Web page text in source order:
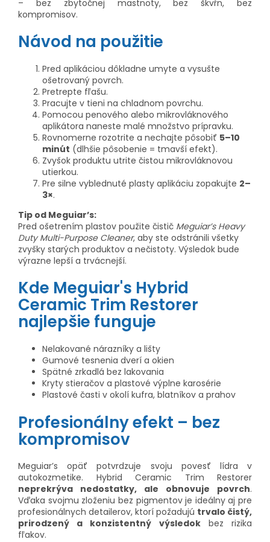
– bez zbytočnej mastnoty, bez škvŕn, bez
kompromisov.
Návod na použitie
Pred aplikáciou dôkladne umyte a vysušte
ošetrovaný povrch.
Pretrepte fľašu.
Pracujte v tieni na chladnom povrchu.
Pomocou penového alebo mikrovláknového
aplikátora naneste malé množstvo prípravku.
Rovnomerne rozotrite a nechajte pôsobiť 5–10
minút (dlhšie pôsobenie = tmavší efekt).
Zvyšok produktu utrite čistou mikrovláknovou
utierkou.
Pre silne vyblednuté plasty aplikáciu zopakujte 2–
3×.
Tip od Meguiar’s:
Pred ošetrením plastov použite čistič Meguiar’s Heavy
Duty Multi-Purpose Cleaner, aby ste odstránili všetky
zvyšky starých produktov a nečistoty. Výsledok bude
výrazne lepší a trvácnejší.
Kde Meguiar's Hybrid
Ceramic Trim Restorer
najlepšie funguje
Nelakované nárazníky a lišty
Gumové tesnenia dverí a okien
Spätné zrkadlá bez lakovania
Kryty stieračov a plastové výplne karosérie
Plastové časti v okolí kufra, blatníkov a prahov
Profesionálny efekt – bez
kompromisov
Meguiar’s opäť potvrdzuje svoju povesť lídra v
autokozmetike. Hybrid Ceramic Trim Restorer
neprekrýva nedostatky, ale obnovuje povrch.
Vďaka svojmu zloženiu bez pigmentov je ideálny aj pre
profesionálnych detailerov, ktorí požadujú trvalo čistý,
prirodzený a konzistentný výsledokbez rizika
fľakov.